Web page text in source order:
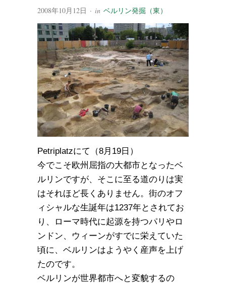
2008年10月12日 · in ベルリン発掘（東）
Petriplatzにて（8月19日）
今でこそ欧州屈指の大都市となったベ
ルリンですが、そこに至る道のりは実
はそれほど長くありません。街のオフ
ィシャルな生誕年は1237年とされてお
り、ローマ時代に起源を持つパリやロ
ンドン、ウィーンがすでに栄えていた
頃に、ベルリンはようやく産声を上げ
たのです。
ベルリンが世界都市へと変貌するの